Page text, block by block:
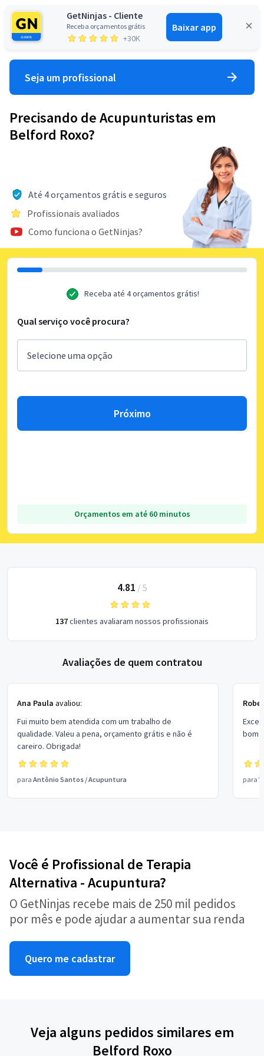
GetNinjas - Cliente
Receba orçamentos grátis
+30K
Baixar app
Entrar
Seja um profissional
Precisando de Acupunturistas em
Belford Roxo?
Até 4 orçamentos grátis e seguros
Profissionais avaliados
Como funciona o GetNinjas?
Receba até 4 orçamentos grátis!
Qual serviço você procura?
Próximo
Orçamentos em até 60 minutos
4.81 / 5
137clientes avaliaram nossos profissionais
Avaliações de quem contratou
Ana Paula avaliou:
Fui muito bem atendida com um trabalho de
qualidade. Valeu a pena, orçamento grátis e não é
careiro. Obrigada!
para Antônio Santos /Acupuntura
bom
para
Você é Profissional de Terapia
Alternativa - Acupuntura?
O GetNinjas recebe mais de 250 mil pedidos
por mês e pode ajudar a aumentar sua renda
Quero me cadastrar
Veja alguns pedidos similares em
Belford Roxo